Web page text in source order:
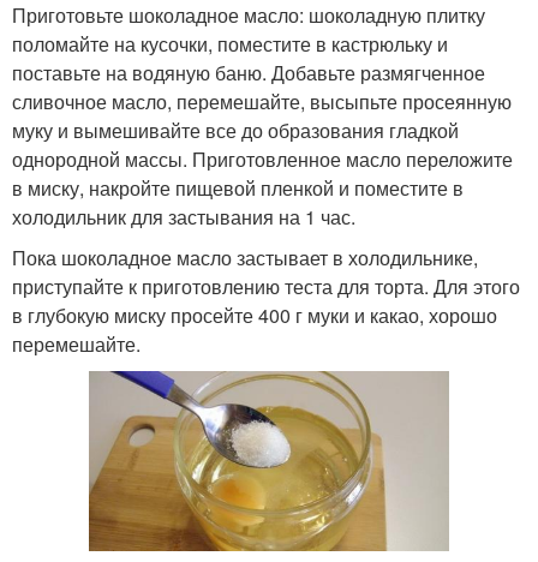
Приготовьте шоколадное масло: шоколадную плитку
поломайте на кусочки, поместите в кастрюльку и
поставьте на водяную баню. Добавьте размягченное
сливочное масло, перемешайте, высыпьте просеянную
муку и вымешивайте все до образования гладкой
однородной массы. Приготовленное масло переложите
в миску, накройте пищевой пленкой и поместите в
холодильник для застывания на 1 час.
Пока шоколадное масло застывает в холодильнике,
приступайте к приготовлению теста для торта. Для этого
в глубокую миску просейте 400 г муки и какао, хорошо
перемешайте.